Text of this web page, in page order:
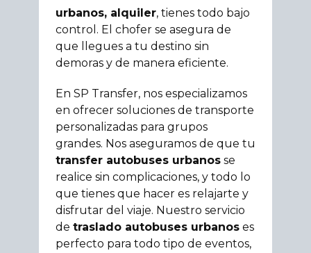
urbanos, alquiler, tienes todo bajo
control. El chofer se asegura de
que llegues a tu destino sin
demoras y de manera eficiente.
En SP Transfer, nos especializamos
en ofrecer soluciones de transporte
personalizadas para grupos
grandes. Nos aseguramos de que tu
transfer autobuses urbanos se
realice sin complicaciones, y todo lo
que tienes que hacer es relajarte y
disfrutar del viaje. Nuestro servicio
de traslado autobuses urbanos es
perfecto para todo tipo de eventos,